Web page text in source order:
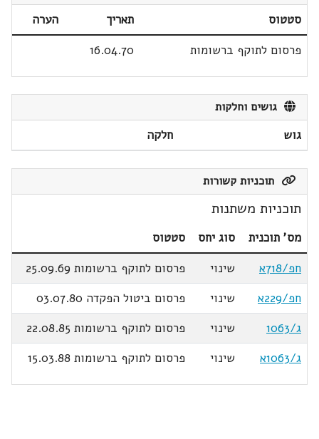
סטטוס תאריך
הערה
פרסום לתוקף ברשומות
16.04.70
גושים וחלקות
גוש חלקה
תוכניות קשורות
תוכניות משתנות
מס' תוכנית סוג יחס
סטטוס
חפ/718א
שינוי
פרסום לתוקף ברשומות 25.09.69
חפ/229א
שינוי
פרסום ביטול הפקדה 03.07.80
ג/1063
שינוי
פרסום לתוקף ברשומות 22.08.85
ג/1063א
שינוי פרסום לתוקף ברשומות 15.03.88